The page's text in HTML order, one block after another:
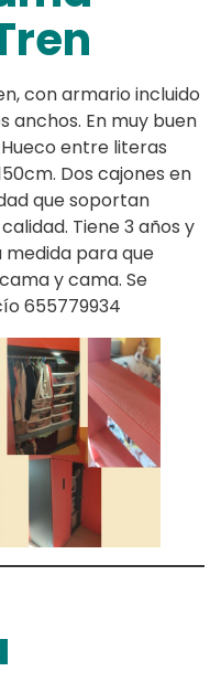
con armario incluido
anchos. En muy buen
entre literas
Dos cajones en
que soportan
Tiene 3 años y
medida para que
y cama. Se
655779934